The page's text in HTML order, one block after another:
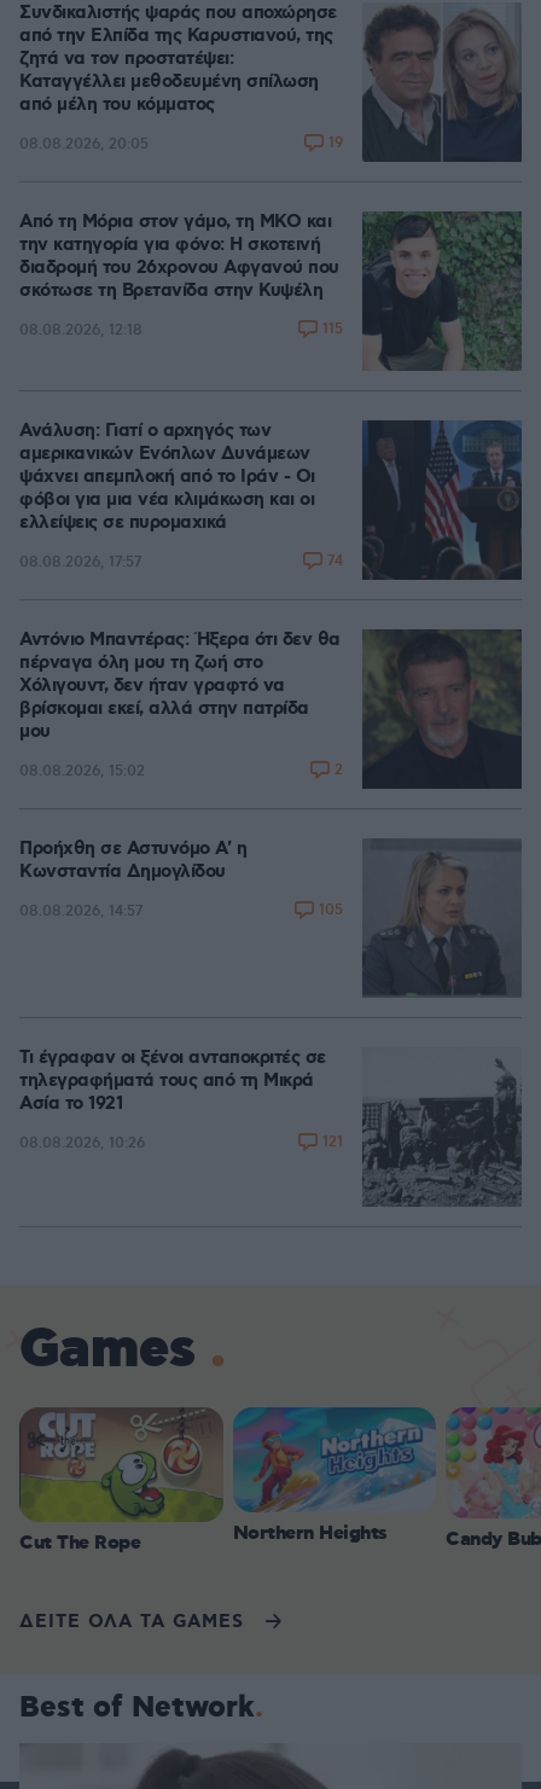
Συνδικαλιστής ψαράς που αποχώρησε
από την Ελπίδα της Καρυστιανού, της
ζητά να τον προστατέψει:
Καταγγέλλει μεθοδευμένη σπίλωση
από μέλη του κόμματος
08.08.2026, 20:05 19
Από τη Μόρια στον γάμο, τη ΜΚΟ και
την κατηγορία για φόνο: Η σκοτεινή
διαδρομή του 26χρονου Αφγανού που
σκότωσε τη Βρετανίδα στην Κυψέλη
08.08.2026, 12:18 115
Ανάλυση: Γιατί ο αρχηγός των
αμερικανικών Ενόπλων Δυνάμεων
ψάχνει απεμπλοκή από το Ιράν - Οι
φόβοι για μια νέα κλιμάκωση και οι
ελλείψεις σε πυρομαχικά
08.08.2026, 17:57 74
Αντόνιο Μπαντέρας: Ήξερα ότι δεν θα
πέρναγα όλη μου τη ζωή στο
Χόλιγουντ, δεν ήταν γραφτό να
βρίσκομαι εκεί, αλλά στην πατρίδα
μου
08.08.2026, 15:02 2
Προήχθη σε Αστυνόμο Α' η
Κωνσταντία Δημογλίδου
08.08.2026, 14:57 105
Τι έγραφαν οι ξένοι ανταποκριτές σε
τηλεγραφήματά τους από τη Μικρά
Ασία το 1921
08.08.2026, 10:26 121
Games
Cut The Rope Northern Heights Candy
ΔΕΙΤΕ ΟΛΑ ΤΑ GAMES
Best of Network